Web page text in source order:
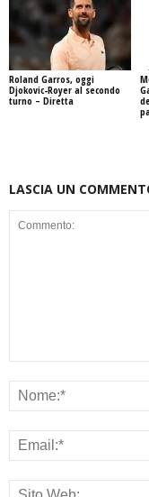
Roland Garros, oggi
Djokovic-Royer al secondo
turno – Diretta
LASCIA UN